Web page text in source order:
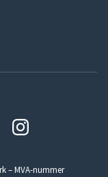
– MVA-nummer